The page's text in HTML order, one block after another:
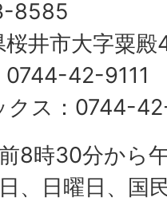
8585
桜井市大字粟
0744-42-9111
クス：0744-
8時30分から
日、日曜日、国